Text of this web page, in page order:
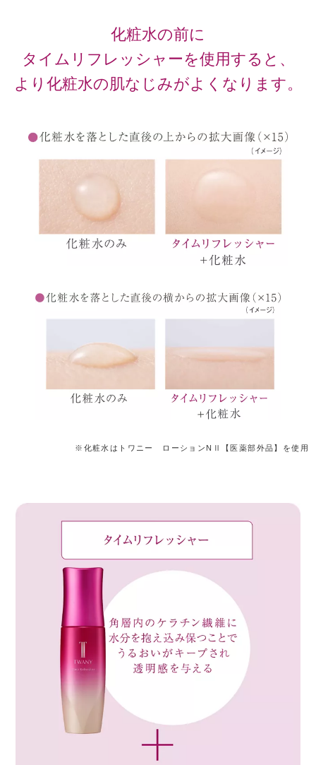
化粧水の前に
タイムリフレッシャーを使用すると、
より化粧水の肌なじみがよくなります。
※化粧水はトワニー ローションNⅡ【医薬部外品】を使用